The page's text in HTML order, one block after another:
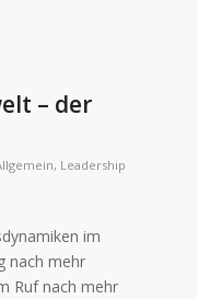
– der
, Leadership
im
nach mehr
Ruf nach mehr